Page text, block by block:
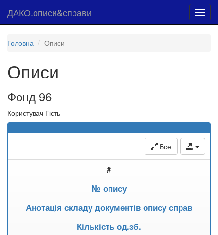
ДАКО.описи&справи
Головна Описи
Описи
Фонд 96
Користувач Гість
Все
#
№ опису
Анотація складу документів опису справ
Кількість од.зб.